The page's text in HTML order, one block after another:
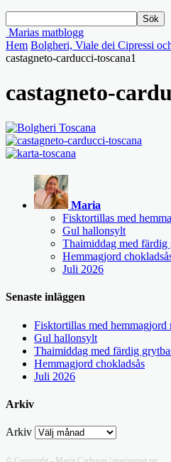
Marias matblogg
Hem Bolgheri, Viale dei Cipressi
castagneto-carducci-toscana1
castagneto-
Maria
Fisktortillas med
Gul hallonsylt
Thaimiddag med färdig
Hemmagjord
Juli 2026
Senaste inläggen
Fisktortillas med hemmagjord
Gul hallonsylt
Thaimiddag med färdig
Hemmagjord chokladsås
Juli 2026
Arkiv
Arkiv